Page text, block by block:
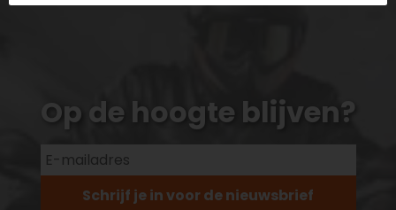
Op de hoogte blijven?
Schrijf je in voor de nieuwsbrief